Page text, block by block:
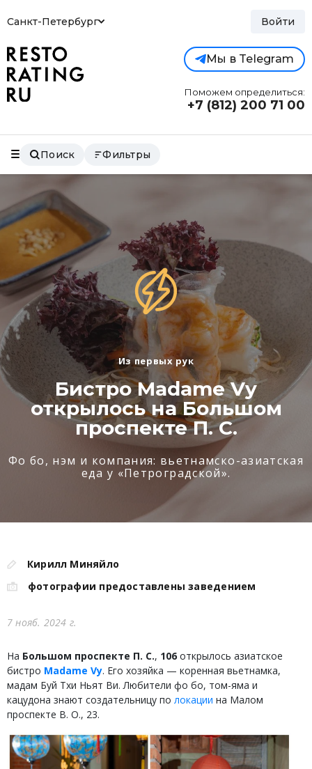
Санкт-Петербург Войти
Мы в Telegram
Поможем определиться:
+7 (812) 200 71 00
Поиск Фильтры
Из первых рук
Бистро Madame Vy
открылось на Большом
проспекте П. С.
Фо бо, нэм и компания: вьетнамско-азиатская
еда у «Петроградской».
Кирилл Миняйло
фотографии предоставлены заведением
7 нояб. 2024 г.
На Большом проспекте П. С., 106 открылось азиатское
бистро Madame Vy. Его хозяйка — коренная вьетнамка,
мадам Буй Тхи Ньят Ви. Любители фо бо, том-яма и
кацудона знают создательницу по локации на Малом
проспекте В. О., 23.